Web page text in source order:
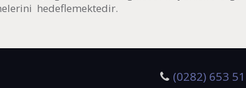
hedeflemektedir.
(0282) 653